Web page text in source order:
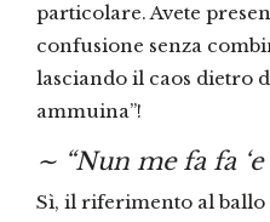
particolare. Avete
confusione senza
lasciando il caos dietro
ammuina”!
∼ “Nun me fa fa
Sì, il riferimento al ballo